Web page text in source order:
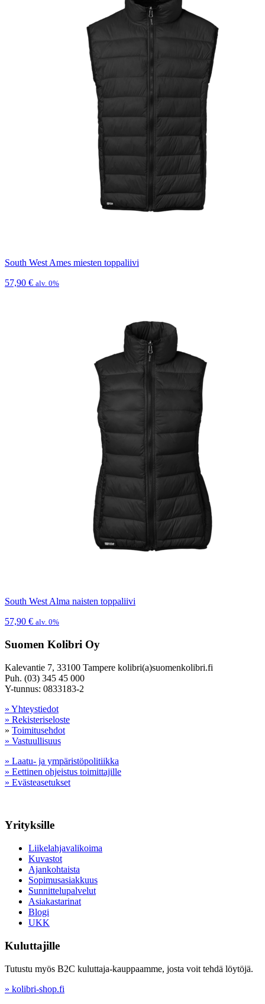
South West Ames miesten toppaliivi
57,90 € alv. 0%
South West Alma naisten toppaliivi
57,90 € alv. 0%
Suomen Kolibri Oy
Kalevantie 7, 33100 Tampere kolibri(a)suomenkolibri.fi
Puh. (03) 345 45 000
Y-tunnus: 0833183-2
» Yhteystiedot
» Rekisteriseloste
» Toimitusehdot
» Vastuullisuus
» Laatu- ja ympäristöpolitiikka
» Eettinen ohjeistus toimittajille
» Evästeasetukset
Yrityksille
Liikelahjavalikoima
Kuvastot
Ajankohtaista
Sopimusasiakkuus
Sunnittelupalvelut
Asiakastarinat
Blogi
UKK
Kuluttajille
Tutustu myös B2C kuluttaja-kauppaamme, josta voit tehdä löytöjä.
» kolibri-shop.fi